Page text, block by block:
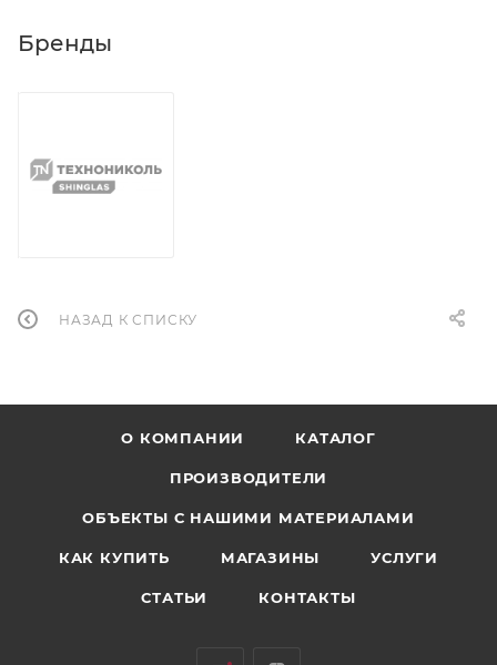
Бренды
НАЗАД К СПИСКУ
О КОМПАНИИ КАТАЛОГ
ПРОИЗВОДИТЕЛИ
ОБЪЕКТЫ С НАШИМИ МАТЕРИАЛАМИ
КАК КУПИТЬ МАГАЗИНЫ УСЛУГИ
СТАТЬИ КОНТАКТЫ